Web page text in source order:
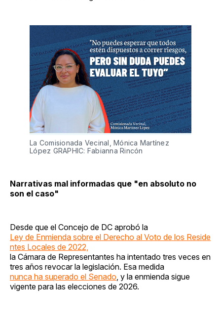
La Comisionada Vecinal, Mónica Martínez
López GRAPHIC: Fabianna Rincón
Narrativas mal informadas que "en absoluto no
son el caso"
Desde que el Concejo de DC aprobó la
Ley de Enmienda sobre el Derecho al Voto de los Reside
ntes Locales de 2022,
la Cámara de Representantes ha intentado tres veces en
tres años revocar la legislación. Esa medida
nunca ha superado el Senado, y la enmienda sigue
vigente para las elecciones de 2026.